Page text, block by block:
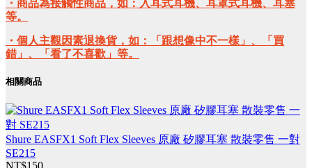
・商品為接觸性商品，如：入耳式耳機、耳罩式耳機、耳塞
等。
・個人主觀因素退換貨，如：「跟想像中不一樣」、「買
錯」、「看了不喜歡」等。
相關商品
Shure EASFX1 Soft Flex Sleeves 原廠 矽膠耳塞 散裝零售 一對
SE215